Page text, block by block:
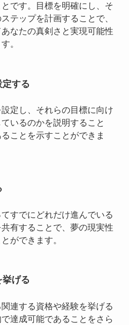
です。目標を明確にし、そ
テップを計画することで、
なたの真剣さと実現可能性
。
する
定し、それらの目標に向け
いるのかを説明すること
ことを示すことができま
すでにどれだけ進んでいる
有することで、夢の現実性
ができます。
挙げる
連する資格や経験を挙げる
達成可能であることをさら